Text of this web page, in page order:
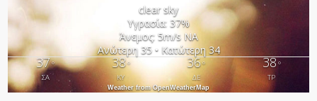
clear sky
Υγρασία: 37%
Άνεμος: 5m/s ΝΑ
Ανώτερη 35 • Κατώτερη 34
37°
ΣΑ
38°
ΚΥ
36°
ΔΕ
38°
ΤΡ
Weather from OpenWeatherMap